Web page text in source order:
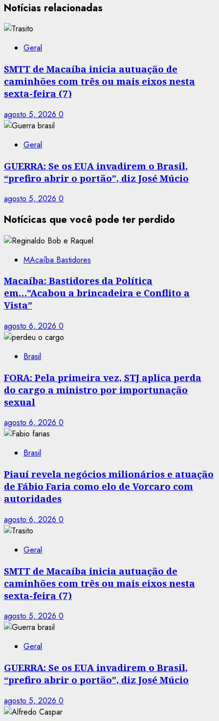
Notícias relacionadas
Geral
SMTT de Macaíba inicia autuação de
caminhões com três ou mais eixos nesta
sexta-feira (7)
agosto 5, 2026 0
Geral
GUERRA: Se os EUA invadirem o Brasil,
“prefiro abrir o portão”, diz José Múcio
agosto 5, 2026 0
Notícicas que você pode ter perdido
MAcaíba Bastidores
Macaíba: Bastidores da Política
em…”Acabou a brincadeira e Conflito a
Vista”
agosto 6, 2026 0
Brasil
FORA: Pela primeira vez, STJ aplica perda
do cargo a ministro por importunação
sexual
agosto 6, 2026 0
Brasil
Piauí revela negócios milionários e atuação
de Fábio Faria como elo de Vorcaro com
autoridades
agosto 6, 2026 0
Geral
SMTT de Macaíba inicia autuação de
caminhões com três ou mais eixos nesta
sexta-feira (7)
agosto 5, 2026 0
Geral
GUERRA: Se os EUA invadirem o Brasil,
“prefiro abrir o portão”, diz José Múcio
agosto 5, 2026 0